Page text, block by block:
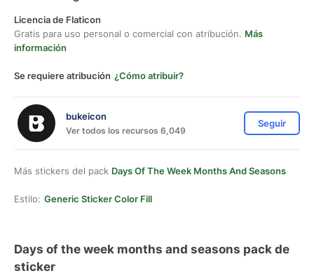
Licencia de Flaticon
Gratis para uso personal o comercial con atribución. Más
información
Se requiere atribución ¿Cómo atribuir?
bukeicon
Ver todos los recursos 6,049
Seguir
Más stickers del pack Days Of The Week Months And Seasons
Estilo: Generic Sticker Color Fill
Days of the week months and seasons pack de
sticker